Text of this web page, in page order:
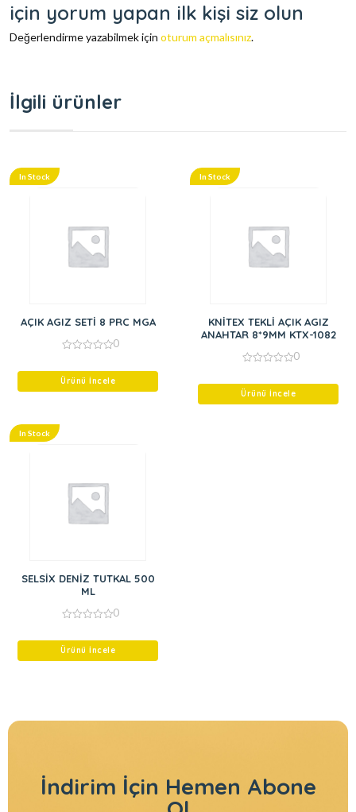
için yorum yapan ilk kişi siz olun
Değerlendirme yazabilmek için oturum açmalısınız.
İlgili ürünler
In Stock
AÇIK AGIZ SETİ 8 PRC MGA
of
0
Ürünü İncele
In Stock
KNİTEX TEKLİ AÇIK AGIZ
ANAHTAR 8*9MM KTX-1082
of
0
Ürünü İncele
In Stock
SELSİX DENİZ TUTKAL 500
ML
of
0
Ürünü İncele
İndirim İçin Hemen Abone